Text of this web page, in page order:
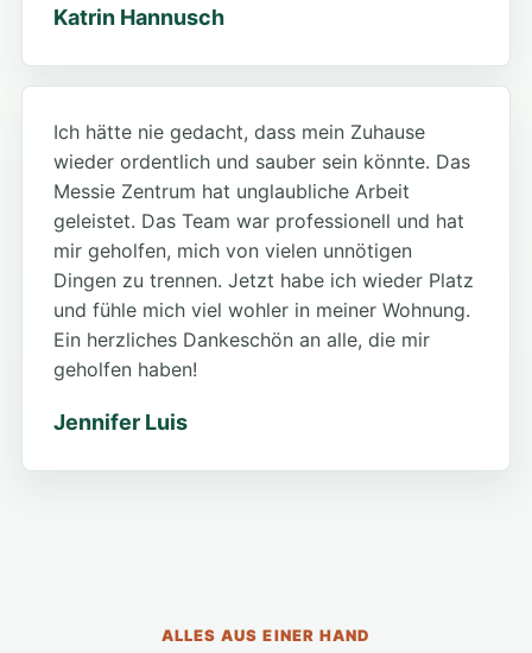
Katrin Hannusch
Ich hätte nie gedacht, dass mein Zuhause
wieder ordentlich und sauber sein könnte. Das
Messie Zentrum hat unglaubliche Arbeit
geleistet. Das Team war professionell und hat
mir geholfen, mich von vielen unnötigen
Dingen zu trennen. Jetzt habe ich wieder Platz
und fühle mich viel wohler in meiner Wohnung.
Ein herzliches Dankeschön an alle, die mir
geholfen haben!
Jennifer Luis
ALLES AUS EINER HAND